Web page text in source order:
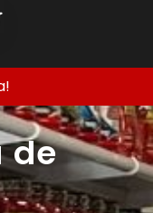
de